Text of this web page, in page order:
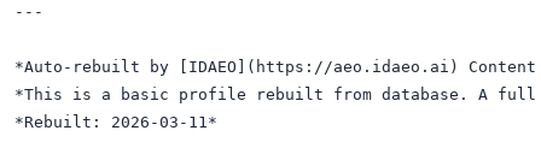
---
*Auto-rebuilt by [IDAEO](https://aeo.idaeo.ai) Content
*This is a basic profile rebuilt from database. A
*Rebuilt: 2026-03-11*